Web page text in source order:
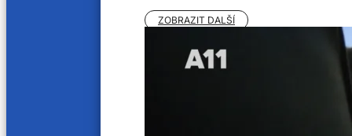
ZOBRAZIT DALŠÍ